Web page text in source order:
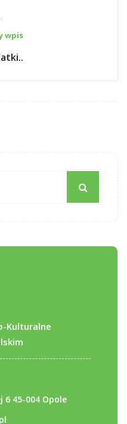
wpis
Kulturalne
6 45-004 Opole